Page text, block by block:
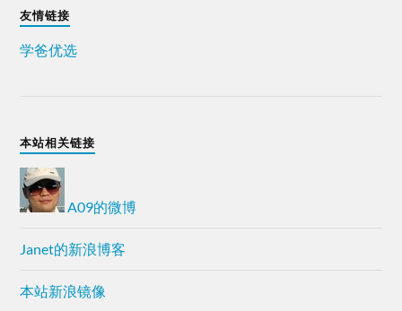
友情链接
学爸优选
本站相关链接
A09的微博
Janet的新浪博客
本站新浪镜像